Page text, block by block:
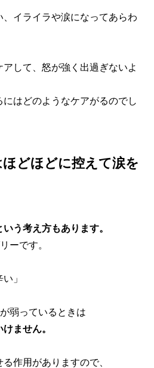
イライラや涙になってあらわ
して、怒が強く出過ぎないよ
はどのようなケアがるのでし
どほどに控えて涙を
う考え方もあります。
ーです。
」
弱っているときは
ません。
作用がありますので、